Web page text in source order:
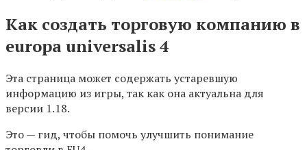
Как создать торговую компанию в
europa universalis 4
Эта страница может содержать устаревшую
информацию из игры, так как она актуальна для
версии 1.18.
Это — гид, чтобы помочь улучшить понимание